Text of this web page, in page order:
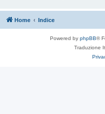
Home Indice
Powered by phpBB®
Traduzione